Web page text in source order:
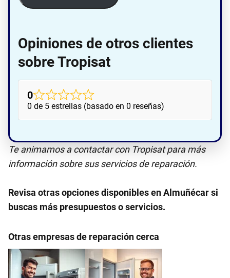
Opiniones de otros clientes
sobre Tropisat
0
0 de 5 estrellas (basado en 0 reseñas)
Te animamos a contactar con Tropisat para más
información sobre sus servicios de reparación.
Revisa otras opciones disponibles en Almuñécar si
buscas más presupuestos o servicios.
Otras empresas de reparación cerca